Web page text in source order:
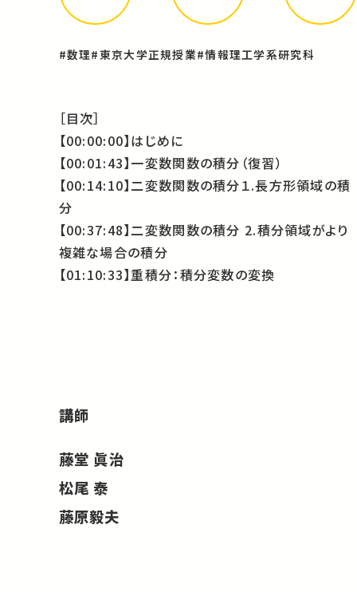
#数理#東京大学正規授業#情報理工学系研究科
［目次］
【00:00:00】はじめに
【00:01:43】一変数関数の積分（復習）
【00:14:10】二変数関数の積分１.長方形領域の積
分
【00:37:48】二変数関数の積分 2.積分領域がより
複雑な場合の積分
【01:10:33】重積分：積分変数の変換
講師
藤堂 眞治
松尾 泰
藤原毅夫